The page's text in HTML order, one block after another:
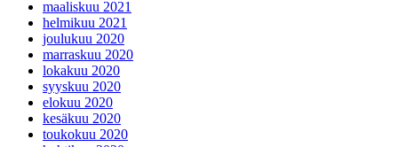
maaliskuu 2021
helmikuu 2021
joulukuu 2020
marraskuu 2020
lokakuu 2020
syyskuu 2020
elokuu 2020
kesäkuu 2020
toukokuu 2020